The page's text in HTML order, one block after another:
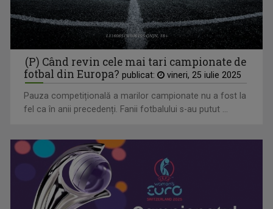
Campionatelor Europene de canotaj de la Varese
(P) Când revin cele mai tari campionate de
fotbal din Europa? publicat: vineri, 25 iulie 2025
Pauza competițională a marilor campionate nu a fost la
fel ca în anii precedenți. Fanii fotbalului s-au putut ...